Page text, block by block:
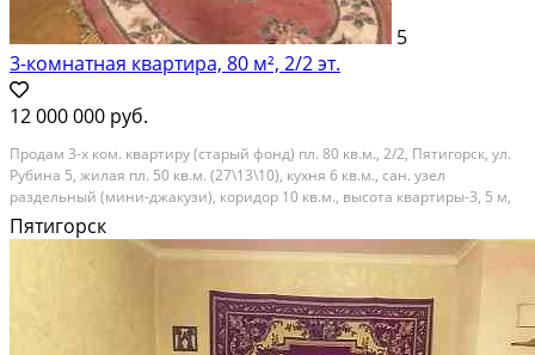
5
3-комнатная квартира, 80 м², 2/2 эт.
12 000 000 руб.
Продам 3-х ком. квартиру (старый фонд) пл. 80 кв.м., 2/2, Пятигорск, ул.
Рубина 5, жилая пл. 50 кв.м. (27\13\10), кухня 6 кв.м., сан. узел
раздельный (мини-джакузи), коридор 10 кв.м., высота квартиры-3, 5 м,
отдельный вход, пол ламинат -линолеум, окна ПВХ, металлическая
дверь. Центр города, рядом...
Пятигорск